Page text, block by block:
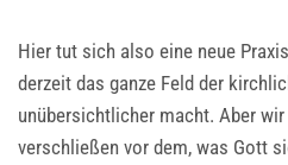
Hier tut sich also eine neue
derzeit das ganze Feld der
unübersichtlicher macht. Aber
verschließen vor dem, was Gott